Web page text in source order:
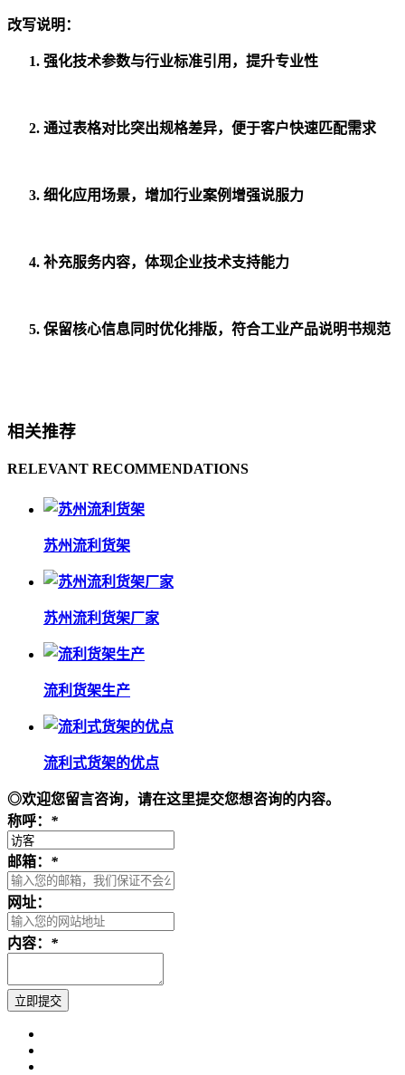
改写说明 ：
强化技术参数与行业标准引用，提升专业性
通过表格对比突出规格差异，便于客户快速匹配需求
细化应用场景，增加行业案例增强说服力
补充服务内容，体现企业技术支持能力
保留核心信息同时优化排版，符合工业产品说明书规范
相关推荐
RELEVANT RECOMMENDATIONS
苏州流利货架
苏州流利货架厂家
流利货架生产
流利式货架的优点
◎欢迎您留言咨询，请在这里提交您想咨询的内容。
称呼： *
邮箱： *
网址：
内容： *